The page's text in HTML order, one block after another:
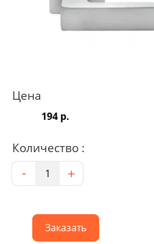
Цена
194 р.
Количество :
Количество
- +
Заказать